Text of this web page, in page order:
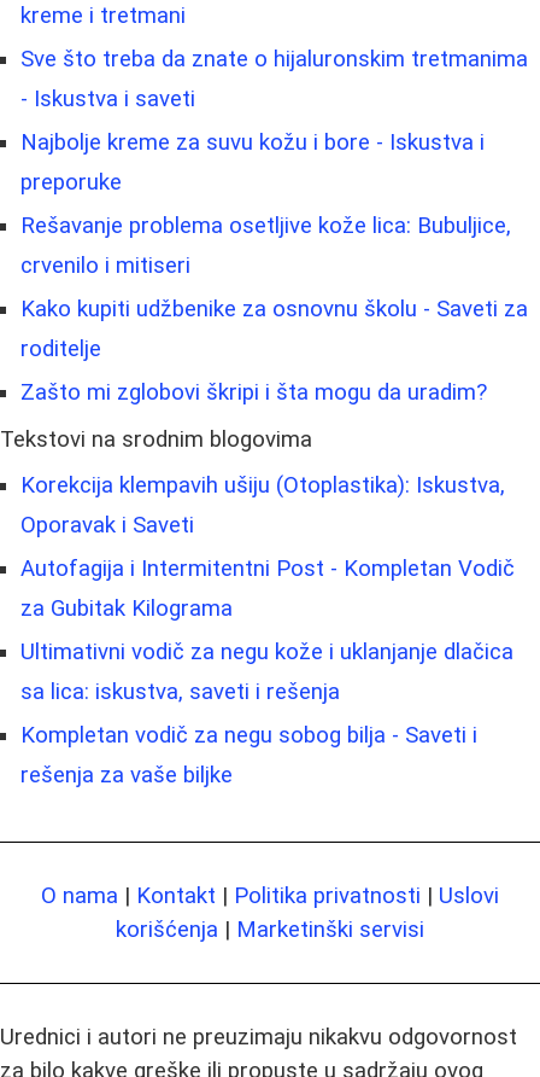
kreme i tretmani
Sve što treba da znate o hijaluronskim tretmanima
- Iskustva i saveti
Najbolje kreme za suvu kožu i bore - Iskustva i
preporuke
Rešavanje problema osetljive kože lica: Bubuljice,
crvenilo i mitiseri
Kako kupiti udžbenike za osnovnu školu - Saveti za
roditelje
Zašto mi zglobovi škripi i šta mogu da uradim?
Tekstovi na srodnim blogovima
Korekcija klempavih ušiju (Otoplastika): Iskustva,
Oporavak i Saveti
Autofagija i Intermitentni Post - Kompletan Vodič
za Gubitak Kilograma
Ultimativni vodič za negu kože i uklanjanje dlačica
sa lica: iskustva, saveti i rešenja
Kompletan vodič za negu sobog bilja - Saveti i
rešenja za vaše biljke
O nama | Kontakt | Politika privatnosti | Uslovi
korišćenja | Marketinški servisi
Urednici i autori ne preuzimaju nikakvu odgovornost
za bilo kakve greške ili propuste u sadržaju ovog